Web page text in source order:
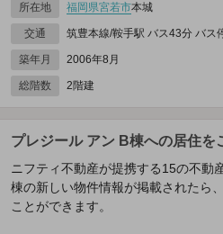
所在地 福岡県宮若市本城
交通 筑豊本線/鞍手駅 バス43分 バス
築年月 2006年8月
総階数 2階建
プレジール アン B棟への居住を
ニフティ不動産が提携する15の不動
棟の新しい物件情報が掲載されたら
ことができます。